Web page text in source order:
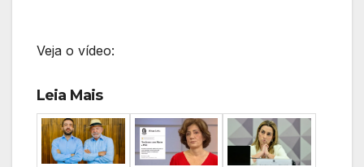
Veja o vídeo:
Leia Mais